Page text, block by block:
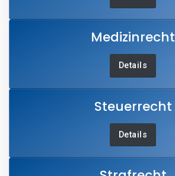
Medizinrecht
Details
Steuerrecht
Details